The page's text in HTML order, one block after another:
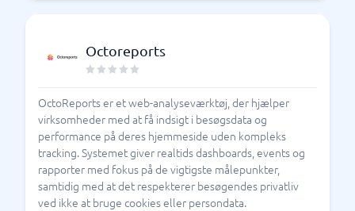
Octoreports
OctoReports er et web-analyseværktøj, der hjælper
virksomheder med at få indsigt i besøgsdata og
performance på deres hjemmeside uden kompleks
tracking. Systemet giver realtids dashboards, events og
rapporter med fokus på de vigtigste målepunkter,
samtidig med at det respekterer besøgendes privatliv
ved ikke at bruge cookies eller persondata.